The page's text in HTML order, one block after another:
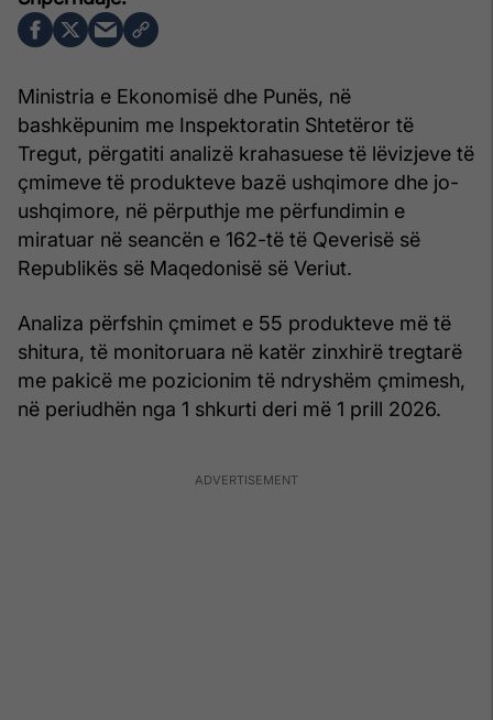
Ministria e Ekonomisë dhe Punës, në
bashkëpunim me Inspektoratin Shtetëror të
Tregut, përgatiti analizë krahasuese të lëvizjeve të
çmimeve të produkteve bazë ushqimore dhe jo-
ushqimore, në përputhje me përfundimin e
miratuar në seancën e 162-të të Qeverisë së
Republikës së Maqedonisë së Veriut.
Analiza përfshin çmimet e 55 produkteve më të
shitura, të monitoruara në katër zinxhirë tregtarë
me pakicë me pozicionim të ndryshëm çmimesh,
në periudhën nga 1 shkurti deri më 1 prill 2026.